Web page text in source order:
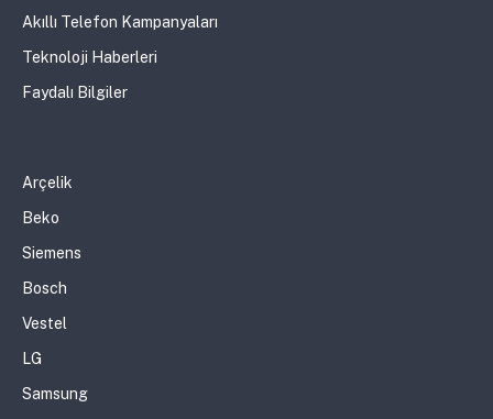
Akıllı Telefon Kampanyaları
Teknoloji Haberleri
Faydalı Bilgiler
Arçelik
Beko
Siemens
Bosch
Vestel
LG
Samsung